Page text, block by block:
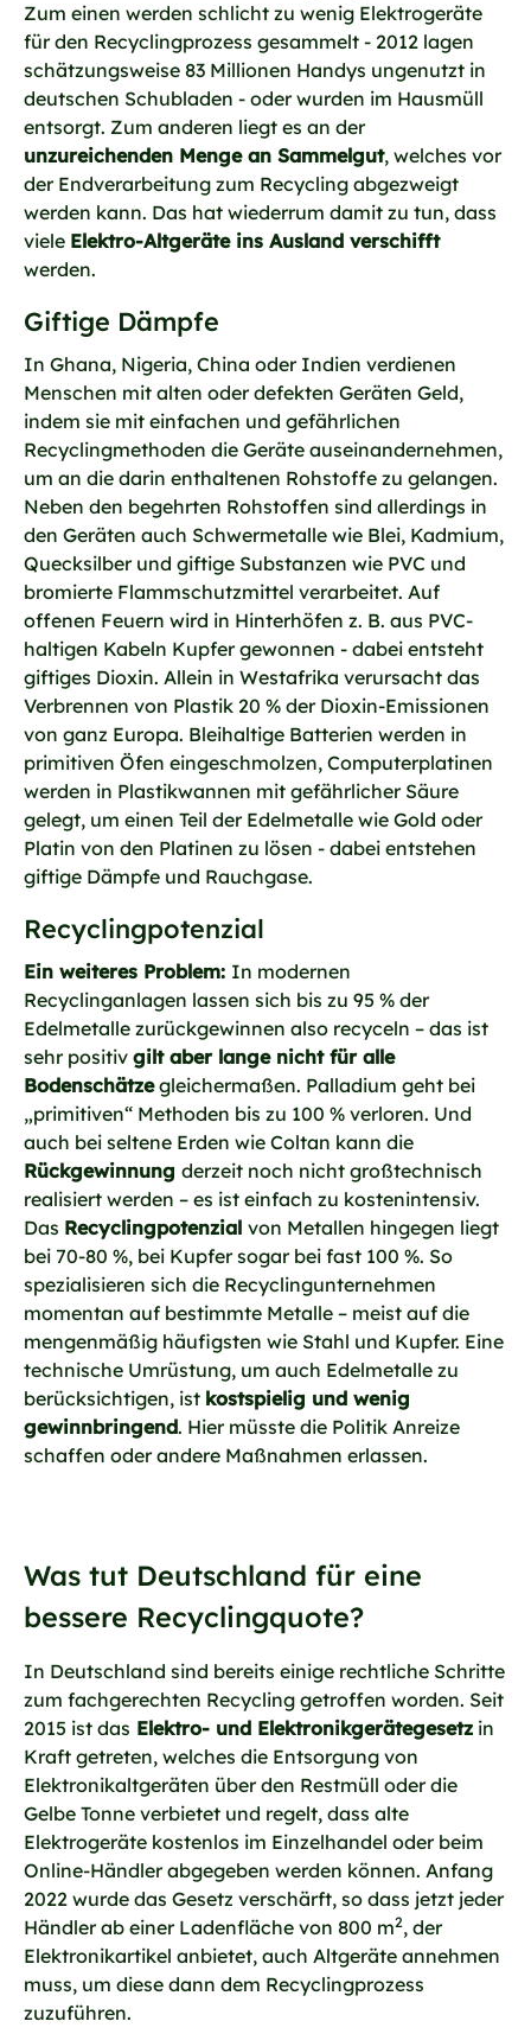
Zum einen werden schlicht zu wenig Elektrogeräte
für den Recyclingprozess gesammelt - 2012 lagen
schätzungsweise 83 Millionen Handys ungenutzt in
deutschen Schubladen - oder wurden im Hausmüll
entsorgt. Zum anderen liegt es an der
unzureichenden Menge an Sammelgut, welches vor
der Endverarbeitung zum Recycling abgezweigt
werden kann. Das hat wiederrum damit zu tun, dass
viele Elektro-Altgeräte ins Ausland verschifft
werden.
Giftige Dämpfe
In Ghana, Nigeria, China oder Indien verdienen
Menschen mit alten oder defekten Geräten Geld,
indem sie mit einfachen und gefährlichen
Recyclingmethoden die Geräte auseinandernehmen,
um an die darin enthaltenen Rohstoffe zu gelangen.
Neben den begehrten Rohstoffen sind allerdings in
den Geräten auch Schwermetalle wie Blei, Kadmium,
Quecksilber und giftige Substanzen wie PVC und
bromierte Flammschutzmittel verarbeitet. Auf
offenen Feuern wird in Hinterhöfen z. B. aus PVC-
haltigen Kabeln Kupfer gewonnen - dabei entsteht
giftiges Dioxin. Allein in Westafrika verursacht das
Verbrennen von Plastik 20 % der Dioxin-Emissionen
von ganz Europa. Bleihaltige Batterien werden in
primitiven Öfen eingeschmolzen, Computerplatinen
werden in Plastikwannen mit gefährlicher Säure
gelegt, um einen Teil der Edelmetalle wie Gold oder
Platin von den Platinen zu lösen - dabei entstehen
giftige Dämpfe und Rauchgase.
Recyclingpotenzial
Ein weiteres Problem: In modernen
Recyclinganlagen lassen sich bis zu 95 % der
Edelmetalle zurückgewinnen also recyceln – das ist
sehr positiv gilt aber lange nicht für alle
Bodenschätzegleichermaßen. Palladium geht bei
„primitiven“ Methoden bis zu 100 % verloren. Und
auch bei seltene Erden wie Coltan kann die
Rückgewinnung derzeit noch nicht großtechnisch
realisiert werden – es ist einfach zu kostenintensiv.
Das Recyclingpotenzial von Metallen hingegen liegt
bei 70-80 %, bei Kupfer sogar bei fast 100 %. So
spezialisieren sich die Recyclingunternehmen
momentan auf bestimmte Metalle – meist auf die
mengenmäßig häufigsten wie Stahl und Kupfer. Eine
technische Umrüstung, um auch Edelmetalle zu
berücksichtigen, ist kostspielig und wenig
gewinnbringend. Hier müsste die Politik Anreize
schaffen oder andere Maßnahmen erlassen.
Was tut Deutschland für eine
bessere Recyclingquote?
In Deutschland sind bereits einige rechtliche Schritte
zum fachgerechten Recycling getroffen worden. Seit
2015 ist das Elektro- und Elektronikgerätegesetz in
Kraft getreten, welches die Entsorgung von
Elektronikaltgeräten über den Restmüll oder die
Gelbe Tonne verbietet und regelt, dass alte
Elektrogeräte kostenlos im Einzelhandel oder beim
Online-Händler abgegeben werden können. Anfang
2022 wurde das Gesetz verschärft, so dass jetzt jeder
Händler ab einer Ladenfläche von 800 m2, der
Elektronikartikel anbietet, auch Altgeräte annehmen
muss, um diese dann dem Recyclingprozess
zuzuführen.